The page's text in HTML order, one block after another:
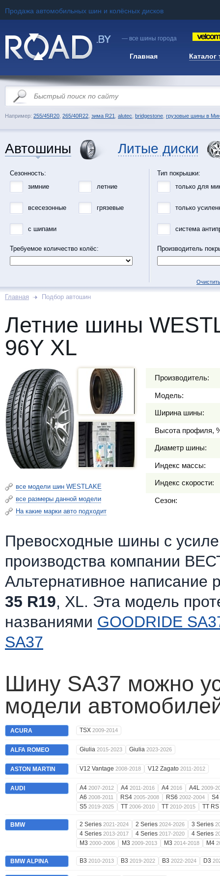
Продажа автомобильных шин и колёсных дисков
— все шины города
Главная Каталог
Например: 255/45R20 265/40R22 зима R21 alutec bridgestone грузовые шины в
Автошины Литые диски
Сезонность:
зимние
летние
всесезонные грязевые
с шипами
Требуемое количество колёс:
Тип покрышки:
только для
только
система
Производитель
Главная Подбор автошин
Летние шины
96Y XL
все модели шин WESTLAKE
все размеры данной модели
На какие марки авто подходит
Производитель:
Модель:
Ширина шины:
Высота профиля,
Диаметр шины:
Индекс массы:
Индекс скорости:
Сезон:
Превосходные шины c
производства компании
Альтернативное написание
35 R19, XL. Эта модель
названиями GOODRIDE
SA37
Шину SA37 можно
модели
ACURA TSX 2009-2014
ALFA ROMEO Giulia 2015-2023 Giulia 2023-2026
ASTON MARTIN V12 Vantage 2008-2018 V12 Zagato 2011-2012
AUDI A4 2007-2012 A4 2011-2016 A4 2016 A4L 2009-
A6 2008-2011 RS4 2005-2008 RS6 2002-2004
S4
S5 2019-2025 TT 2006-2010 TT 2010-2015 TT RS
BMW 2 Series 2021-2024 2 Series 2024-2026 3 Series
4 Series 2013-2017 4 Series 2017-2020 4 Series
M3 2000-2006 M3 2009-2013 M3 2014-2018 M4
BMW ALPINA B3 2010-2013 B3 2019-2022 B3 2022-2024 D3